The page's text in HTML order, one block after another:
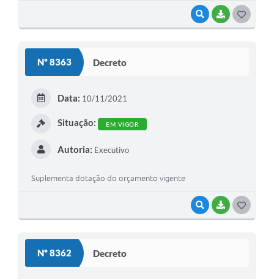
VISUALIZAR
BAIXAR
Nº 8363 Decreto
VISUALIZAR
BAIXAR
Data: 10/11/2021
Situação: EM VIGOR
Autoria: Executivo
Suplementa dotação do orçamento vigente
Nº 8362 Decreto